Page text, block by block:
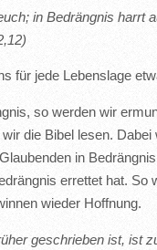
in Bedrängnis harrt
für jede Lebenslage
so werden wir
die Bibel lesen. Dabei
in
errettet hat. So
wieder Hoffnung.
geschrieben ist, ist